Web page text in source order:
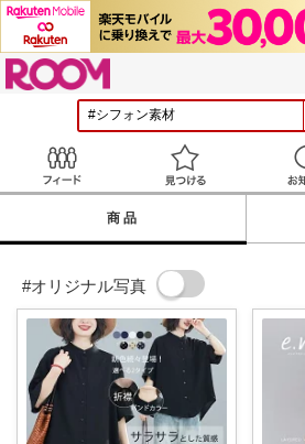
見つける
商品
#オリジナル写真